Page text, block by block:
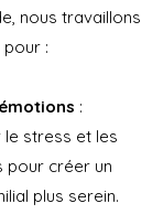
nous travaillons
:
:
stress et les
pour créer un
plus serein.